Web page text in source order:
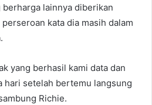
lainnya diberikan
kata dia masih dalam
yang berhasil kami data dan
hari setelah bertemu langsung
Richie.